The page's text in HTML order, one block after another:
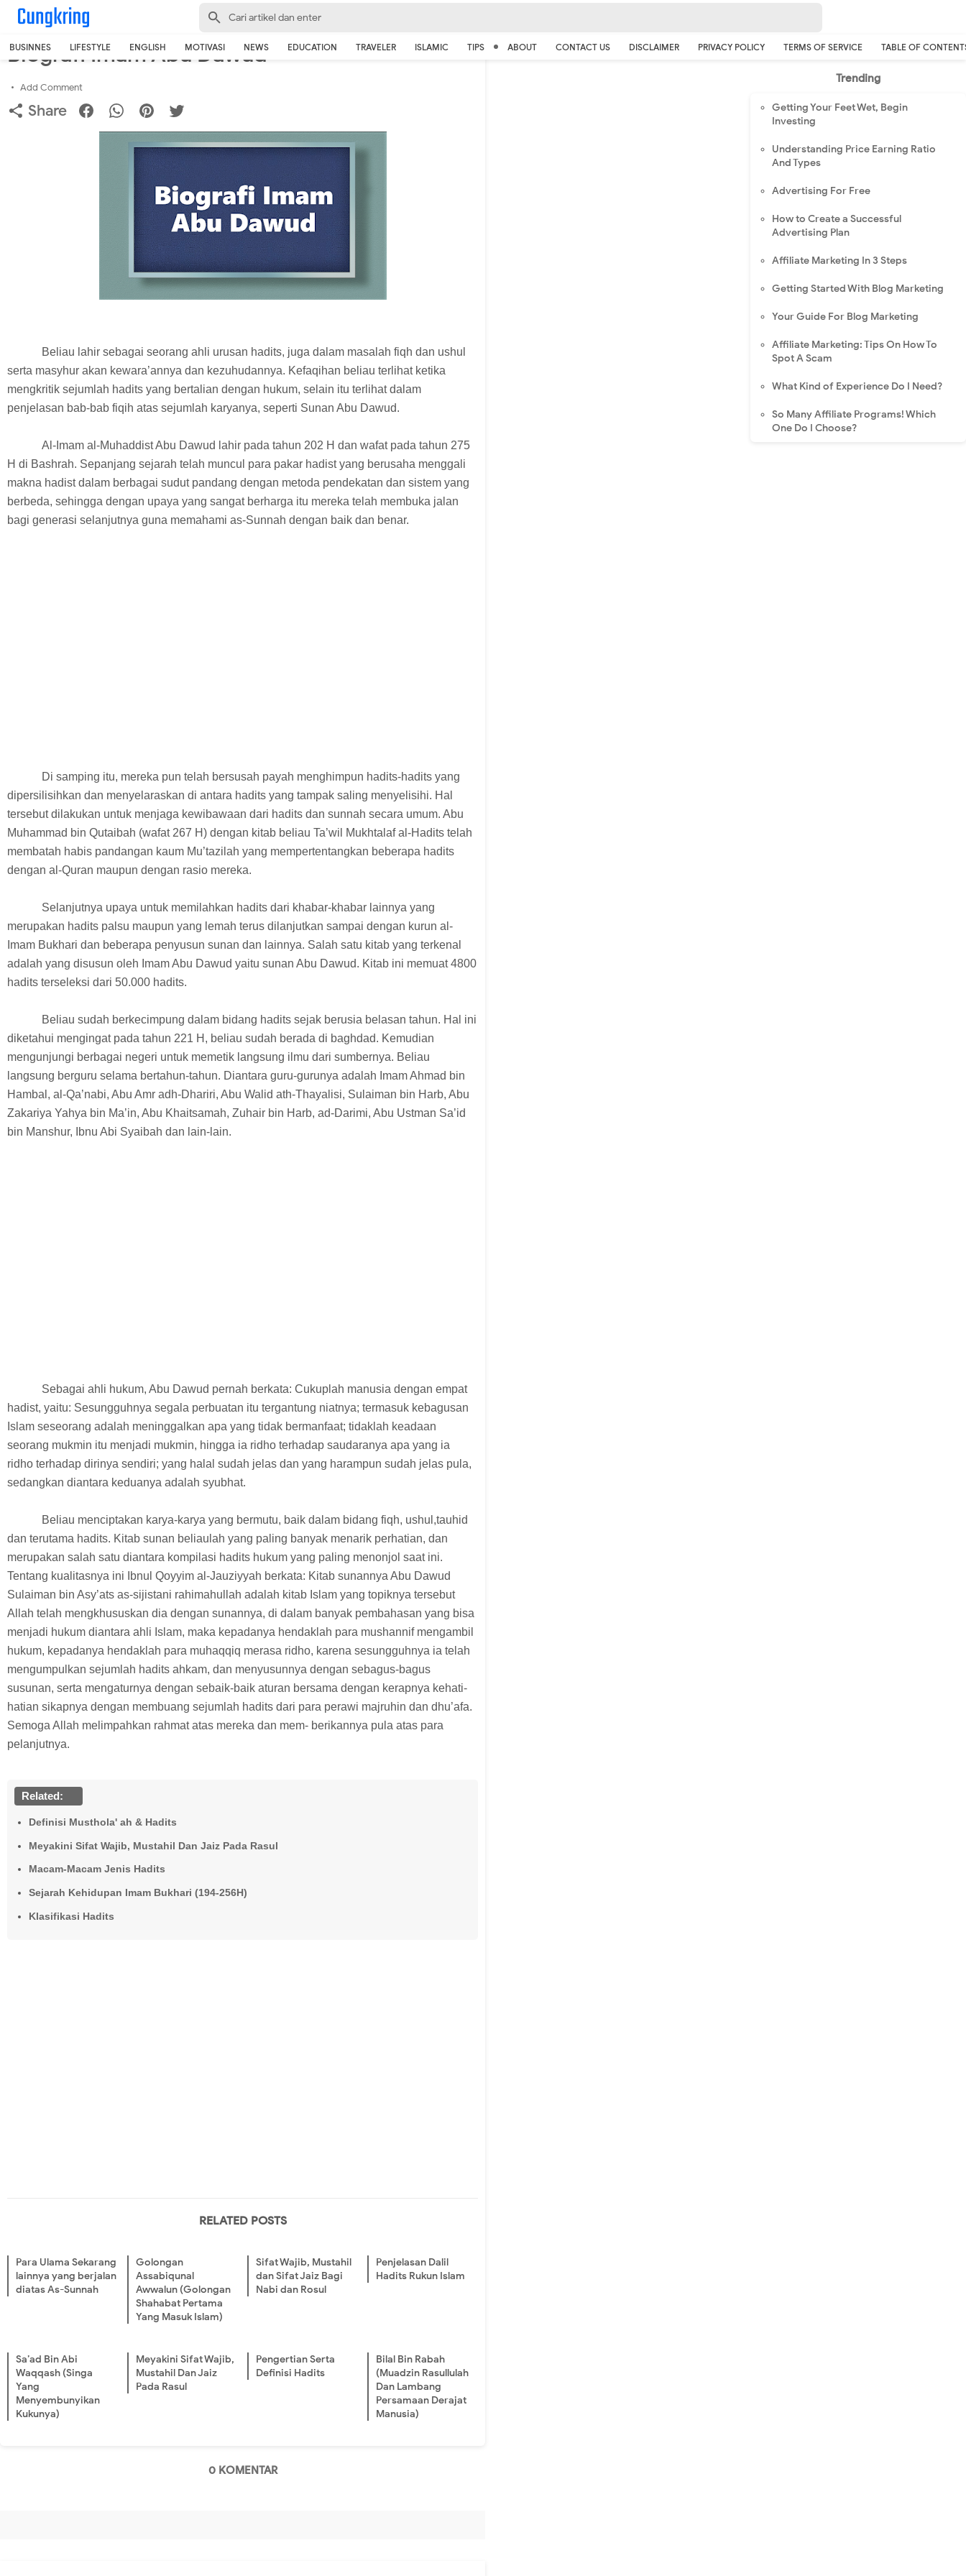
BUSINNES LIFESTYLE ENGLISH MOTIVASI NEWS EDUCATION TRAVELER ISLAMIC TIPS ABOUT CONTACT US DISCLAIMER PRIVACY POLICY TERMS OF SERVICE TABLE OF
Home›Islamic
Biografi Imam Abu Dawud
Add Comment
Share
Beliau lahir sebagai seorang ahli urusan hadits, juga dalam masalah fiqh dan ushul
serta masyhur akan kewara’annya dan kezuhudannya. Kefaqihan beliau terlihat ketika
mengkritik sejumlah hadits yang bertalian dengan hukum, selain itu terlihat dalam
penjelasan bab-bab fiqih atas sejumlah karyanya, seperti Sunan Abu Dawud.
Al-Imam al-Muhaddist Abu Dawud lahir pada tahun 202 H dan wafat pada tahun 275
H di Bashrah. Sepanjang sejarah telah muncul para pakar hadist yang berusaha menggali
makna hadist dalam berbagai sudut pandang dengan metoda pendekatan dan sistem yang
berbeda, sehingga dengan upaya yang sangat berharga itu mereka telah membuka jalan
bagi generasi selanjutnya guna memahami as-Sunnah dengan baik dan benar.
Di samping itu, mereka pun telah bersusah payah menghimpun hadits-hadits yang
dipersilisihkan dan menyelaraskan di antara hadits yang tampak saling menyelisihi. Hal
tersebut dilakukan untuk menjaga kewibawaan dari hadits dan sunnah secara umum. Abu
Muhammad bin Qutaibah (wafat 267 H) dengan kitab beliau Ta’wil Mukhtalaf al-Hadits telah
membatah habis pandangan kaum Mu’tazilah yang mempertentangkan beberapa hadits
dengan al-Quran maupun dengan rasio mereka.
Selanjutnya upaya untuk memilahkan hadits dari khabar-khabar lainnya yang
merupakan hadits palsu maupun yang lemah terus dilanjutkan sampai dengan kurun al-
Imam Bukhari dan beberapa penyusun sunan dan lainnya. Salah satu kitab yang terkenal
adalah yang disusun oleh Imam Abu Dawud yaitu sunan Abu Dawud. Kitab ini memuat 4800
hadits terseleksi dari 50.000 hadits.
Beliau sudah berkecimpung dalam bidang hadits sejak berusia belasan tahun. Hal ini
diketahui mengingat pada tahun 221 H, beliau sudah berada di baghdad. Kemudian
mengunjungi berbagai negeri untuk memetik langsung ilmu dari sumbernya. Beliau
langsung berguru selama bertahun-tahun. Diantara guru-gurunya adalah Imam Ahmad bin
Hambal, al-Qa’nabi, Abu Amr adh-Dhariri, Abu Walid ath-Thayalisi, Sulaiman bin Harb, Abu
Zakariya Yahya bin Ma’in, Abu Khaitsamah, Zuhair bin Harb, ad-Darimi, Abu Ustman Sa’id
bin Manshur, Ibnu Abi Syaibah dan lain-lain.
Sebagai ahli hukum, Abu Dawud pernah berkata: Cukuplah manusia dengan empat
hadist, yaitu: Sesungguhnya segala perbuatan itu tergantung niatnya; termasuk kebagusan
Islam seseorang adalah meninggalkan apa yang tidak bermanfaat; tidaklah keadaan
seorang mukmin itu menjadi mukmin, hingga ia ridho terhadap saudaranya apa yang ia
ridho terhadap dirinya sendiri; yang halal sudah jelas dan yang harampun sudah jelas pula,
sedangkan diantara keduanya adalah syubhat.
Beliau menciptakan karya-karya yang bermutu, baik dalam bidang fiqh, ushul,tauhid
dan terutama hadits. Kitab sunan beliaulah yang paling banyak menarik perhatian, dan
merupakan salah satu diantara kompilasi hadits hukum yang paling menonjol saat ini.
Tentang kualitasnya ini Ibnul Qoyyim al-Jauziyyah berkata: Kitab sunannya Abu Dawud
Sulaiman bin Asy’ats as-sijistani rahimahullah adalah kitab Islam yang topiknya tersebut
Allah telah mengkhususkan dia dengan sunannya, di dalam banyak pembahasan yang bisa
menjadi hukum diantara ahli Islam, maka kepadanya hendaklah para mushannif mengambil
hukum, kepadanya hendaklah para muhaqqiq merasa ridho, karena sesungguhnya ia telah
mengumpulkan sejumlah hadits ahkam, dan menyusunnya dengan sebagus-bagus
susunan, serta mengaturnya dengan sebaik-baik aturan bersama dengan kerapnya kehati-
hatian sikapnya dengan membuang sejumlah hadits dari para perawi majruhin dan dhu’afa.
Semoga Allah melimpahkan rahmat atas mereka dan mem- berikannya pula atas para
pelanjutnya.
Related:
Definisi Musthola' ah & Hadits
Meyakini Sifat Wajib, Mustahil Dan Jaiz Pada Rasul
Macam-Macam Jenis Hadits
Sejarah Kehidupan Imam Bukhari (194-256H)
Klasifikasi Hadits
RELATED POSTS
Para Ulama Sekarang
lainnya yang berjalan
diatas As-Sunnah
Golongan
Assabiqunal
Awwalun (Golongan
Shahabat Pertama
Yang Masuk Islam)
Sifat Wajib, Mustahil
dan Sifat Jaiz Bagi
Nabi dan Rosul
Penjelasan Dalil
Hadits Rukun Islam
Sa’ad Bin Abi
Waqqash (Singa
Yang
Menyembunyikan
Kukunya)
Meyakini Sifat Wajib,
Mustahil Dan Jaiz
Pada Rasul
Pengertian Serta
Definisi Hadits
Bilal Bin Rabah
(Muadzin Rasullulah
Dan Lambang
Persamaan Derajat
Manusia)
0 KOMENTAR
Trending
Getting Your Feet Wet, Begin
Investing
Understanding Price Earning Ratio
And Types
Advertising For Free
How to Create a Successful
Advertising Plan
Affiliate Marketing In 3 Steps
Getting Started With Blog Marketing
Your Guide For Blog Marketing
Affiliate Marketing: Tips On How To
Spot A Scam
What Kind of Experience Do I Need?
So Many Affiliate Programs! Which
One Do I Choose?